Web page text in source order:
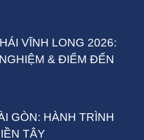
VĨNH LONG 2026:
& ĐIỂM ĐẾN
GÒN: HÀNH TRÌNH
TÂY